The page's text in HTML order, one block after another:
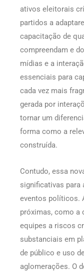
ativos eleitorais
partidos a
capacitação de
compreendam e
mídias e a
essenciais para
cada vez mais
gerada por
tornar um
forma como a
construída.
Contudo, essa
significativas para
eventos políticos.
próximas, como a
equipes a riscos
substanciais em
de público e uso
aglomerações. O